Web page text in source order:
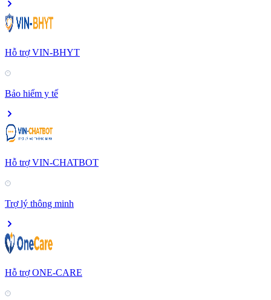
Hỗ trợ VIN-BHYT
Bảo hiểm y tế
Hỗ trợ VIN-CHATBOT
Trợ lý thông minh
Hỗ trợ ONE-CARE